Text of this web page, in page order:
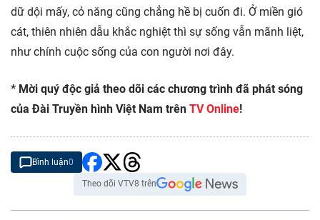
dữ dội mấy, cỏ năng cũng chẳng hề bị cuốn đi. Ở miền gió
cát, thiên nhiên dẫu khắc nghiệt thì sự sống vẫn mãnh liệt,
như chính cuộc sống của con người nơi đây.
* Mời quý độc giả theo dõi các chương trình đã phát sóng
của Đài Truyền hình Việt Nam trên TV Online!
Bình luận0
Theo dõi VTV8 trên